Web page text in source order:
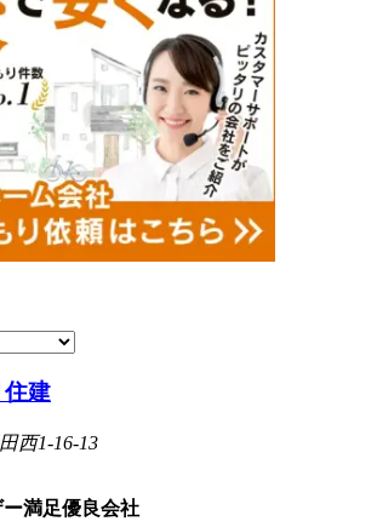
建
西1-16-13
満足優良会社